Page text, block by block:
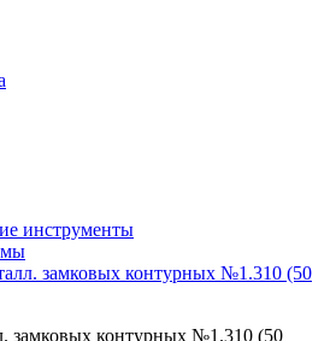
инструменты
замковых контурных №1.310 (50